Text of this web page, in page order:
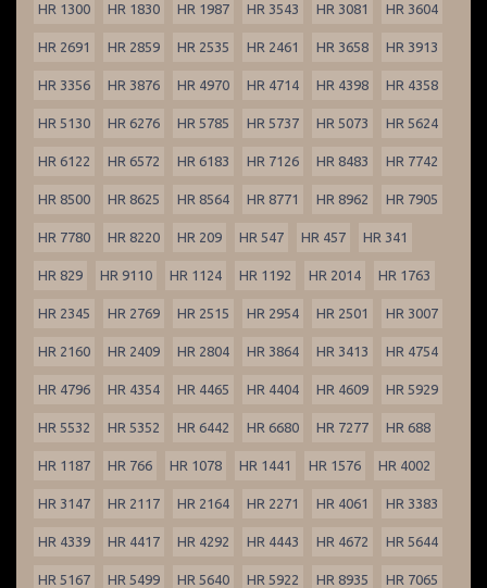
HR 1300 HR 1830 HR 1987 HR 3543 HR 3081 HR 3604
HR 2691 HR 2859 HR 2535 HR 2461 HR 3658 HR 3913
HR 3356 HR 3876 HR 4970 HR 4714 HR 4398 HR 4358
HR 5130 HR 6276 HR 5785 HR 5737 HR 5073 HR 5624
HR 6122 HR 6572 HR 6183 HR 7126 HR 8483 HR 7742
HR 8500 HR 8625 HR 8564 HR 8771 HR 8962 HR 7905
HR 7780 HR 8220 HR 209 HR 547 HR 457 HR 341
HR 829 HR 9110 HR 1124 HR 1192 HR 2014 HR 1763
HR 2345 HR 2769 HR 2515 HR 2954 HR 2501 HR 3007
HR 2160 HR 2409 HR 2804 HR 3864 HR 3413 HR 4754
HR 4796 HR 4354 HR 4465 HR 4404 HR 4609 HR 5929
HR 5532 HR 5352 HR 6442 HR 6680 HR 7277 HR 688
HR 1187 HR 766 HR 1078 HR 1441 HR 1576 HR 4002
HR 3147 HR 2117 HR 2164 HR 2271 HR 4061 HR 3383
HR 4339 HR 4417 HR 4292 HR 4443 HR 4672 HR 5644
HR 5167 HR 5499 HR 5640 HR 5922 HR 8935 HR 7065